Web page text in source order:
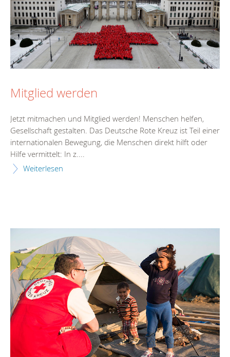
Mitglied werden
Jetzt mitmachen und Mitglied werden! Menschen helfen,
Gesellschaft gestalten. Das Deutsche Rote Kreuz ist Teil einer
internationalen Bewegung, die Menschen direkt hilft oder
Hilfe vermittelt: In z....
Weiterlesen